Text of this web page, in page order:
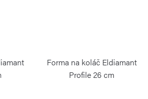
Forma na koláč Eldiamant
Profile 26 cm